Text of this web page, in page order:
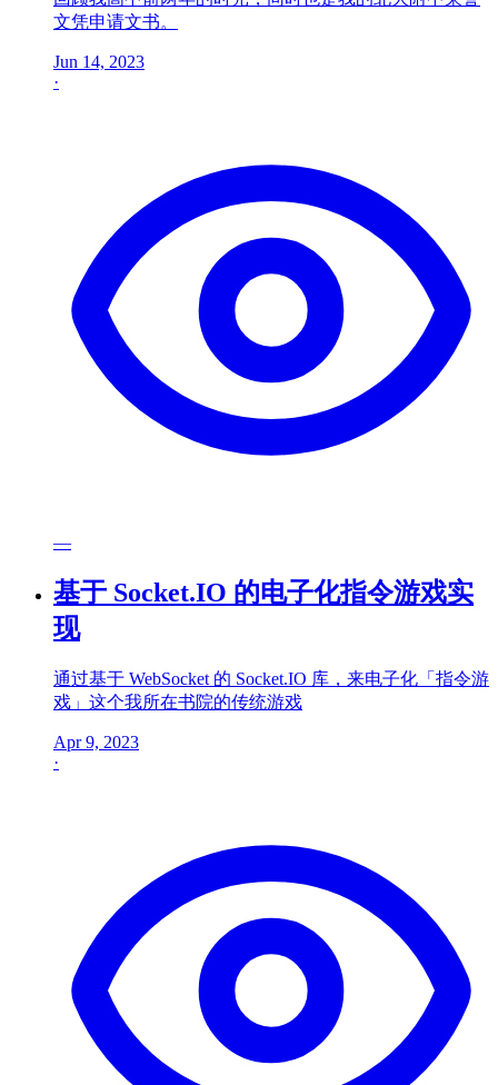
文凭申请文书。
Jun 14, 2023
·
—
基于 Socket.IO 的电子化指令游戏实
现
通过基于 WebSocket 的 Socket.IO 库，来电子化「指令游
戏」这个我所在书院的传统游戏
Apr 9, 2023
·